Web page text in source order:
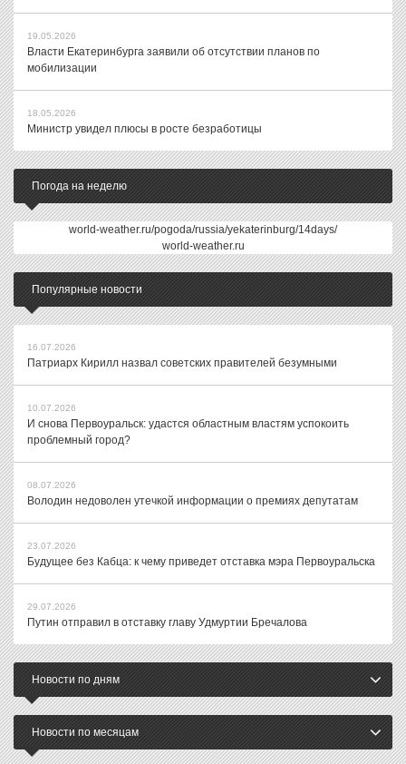
19.05.2026
Власти Екатеринбурга заявили об отсутствии планов по
мобилизации
18.05.2026
Министр увидел плюсы в росте безработицы
Погода на неделю
world-weather.ru/pogoda/russia/yekaterinburg/14days/
world-weather.ru
Популярные новости
16.07.2026
Патриарх Кирилл назвал советских правителей безумными
10.07.2026
И снова Первоуральск: удастся областным властям успокоить
проблемный город?
08.07.2026
Володин недоволен утечкой информации о премиях депутатам
23.07.2026
Будущее без Кабца: к чему приведет отставка мэра Первоуральска
29.07.2026
Путин отправил в отставку главу Удмуртии Бречалова
Новости по дням
Новости по месяцам